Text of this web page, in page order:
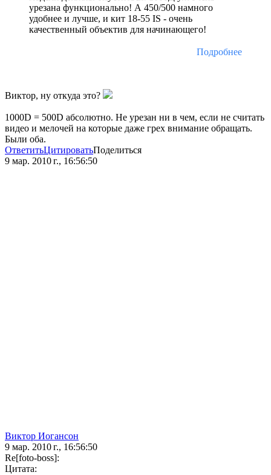
урезана функционально! А 450/500 намного
удобнее и лучше, и кит 18-55 IS - очень
качественный объектив для начинающего!
Подробнее
Виктор, ну откуда это?
1000D = 500D абсолютно. Не урезан ни в чем, если не считать
видео и мелочей на которые даже грех внимание обращать.
Были оба.
ОтветитьЦитироватьПоделиться
9 мар. 2010 г., 16:56:50
Виктор Иогансон
9 мар. 2010 г., 16:56:50
Re[foto-boss]:
Цитата: